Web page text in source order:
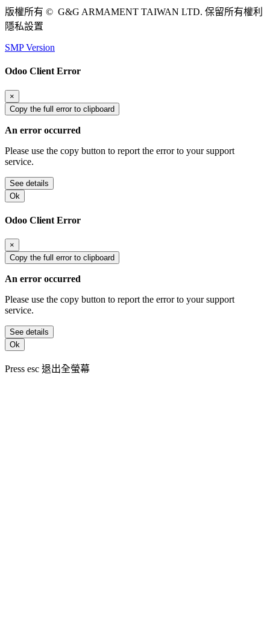
版權所有 © G&G ARMAMENT TAIWAN LTD. 保留所有權利
隱私設置
SMP Version
Odoo Client Error
×
Copy the full error to clipboard
An error occurred
Please use the copy button to report the error to your support
service.
See details
Ok
Odoo Client Error
×
Copy the full error to clipboard
An error occurred
Please use the copy button to report the error to your support
service.
See details
Ok
Press esc 退出全螢幕